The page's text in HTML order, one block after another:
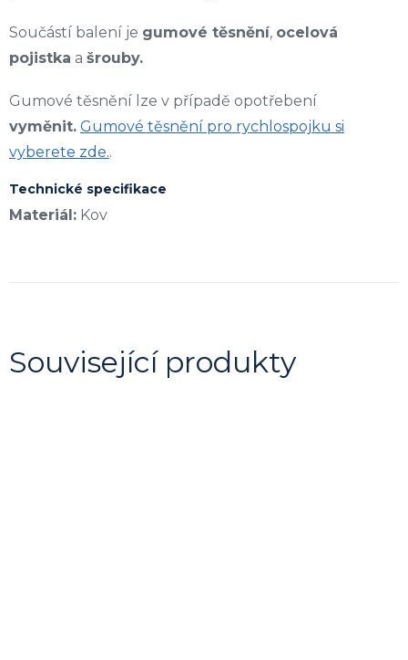
Součástí balení je gumové těsnění, ocelová
pojistka a šrouby.
Gumové těsnění lze v případě opotřebení
vyměnit. Gumové těsnění pro rychlospojku si
vyberete zde..
Technické specifikace
Materiál: Kov
Související produkty